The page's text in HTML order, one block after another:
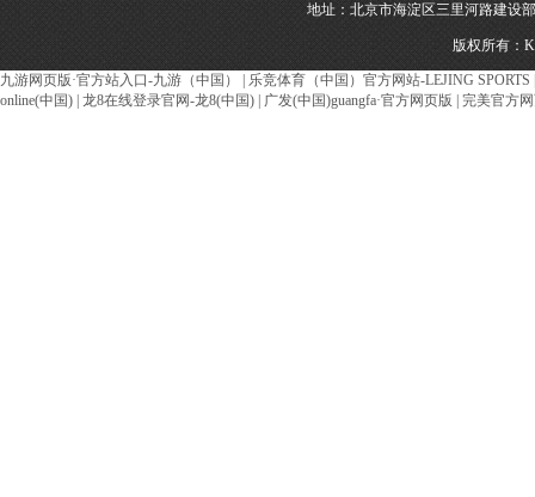
地址：北京市海淀区三里河路建设
版权所有：
九游网页版·官方站入口-九游（中国） 乐竞体育（中国）官方网站-LEJING SPORTS
online(中国) 龙8在线登录官网-龙8(中国) 广发(中国)guangfa·官方网页版 完美官方